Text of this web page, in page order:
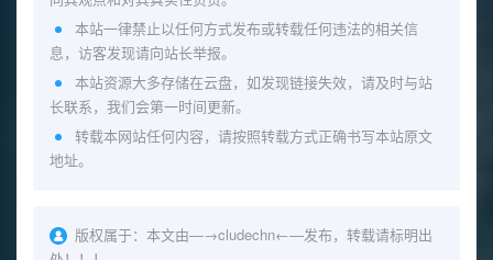
本站一律禁止以任何方式发布或转载任何违法的相关信
息，访客发现请向站长举报。
本站资源大多存储在云盘，如发现链接失效，请及时与站
长联系，我们会第一时间更新。
转载本网站任何内容，请按照转载方式正确书写本站原文
地址。
版权属于： 本文由—→cludechn←—发布，转载请标明出